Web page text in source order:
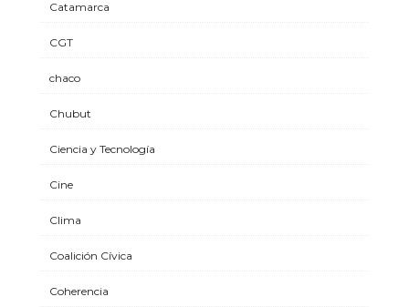
Catamarca
CGT
chaco
Chubut
Ciencia y Tecnología
Cine
Clima
Coalición Cívica
Coherencia